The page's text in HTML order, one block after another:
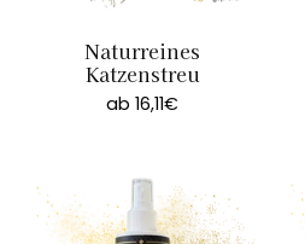
Naturreines
Katzenstreu
ab 16,11€